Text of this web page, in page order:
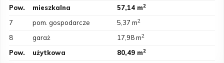
Pow. mieszkalna 57,14 m2
7 pom. gospodarcze 5,37 m2
8 garaż 17,98 m2
Pow. użytkowa 80,49 m2